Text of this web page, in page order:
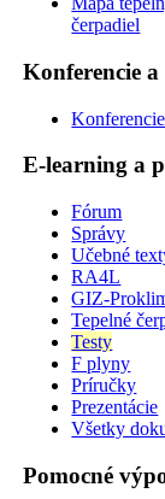
čerpadiel
Konferencie
E-learning a
Fórum
Správy
Učebné
RA4L
GIZ-
Tepelné
Testy
F plyny
Príručky
Prezentácie
Všetky
Pomocné